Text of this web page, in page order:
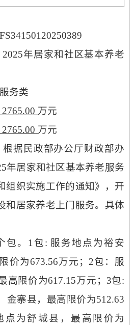
FS34150120250389
年居家和社区基本养老
务类
2765.00 万元
2765.00 万元
据民政部办公厅财政部办
年居家和社区基本养老服务
组织实施工作的通知》，开
和居家养老上门服务。具体
包。1包: 服务地点为裕安
价为673.56万元；2包：服
高限价为617.15万元；3包:
金寨县，最高限价为512.63
点为舒城县，最高限价为